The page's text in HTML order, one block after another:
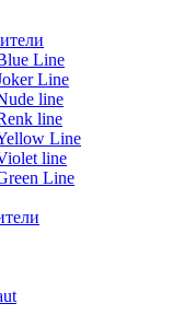
Line
Line
line
line
Line
line
Line